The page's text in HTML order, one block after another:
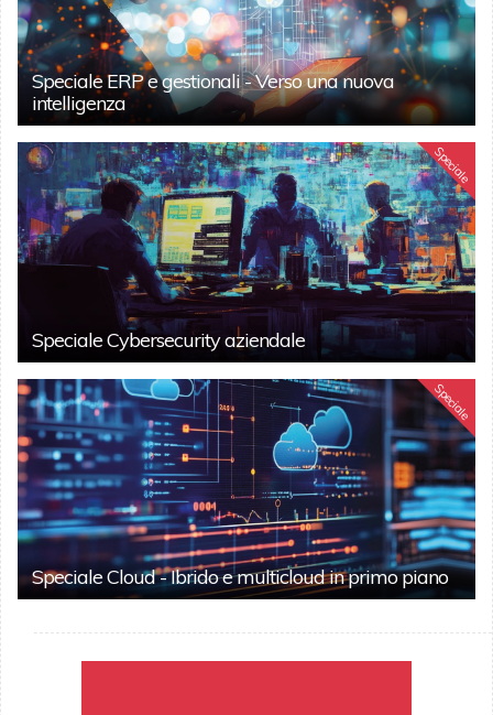
Speciale ERP e gestionali - Verso una nuova
intelligenza
Speciale
Speciale Cybersecurity aziendale
Speciale
Speciale Cloud - Ibrido e multicloud in primo piano